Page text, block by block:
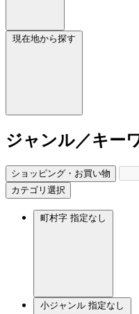
現在地から探す
ジャンル／キー
ショッピング・お買い物
カテゴリ選択
町村字 指定なし
小ジャンル 指定なし